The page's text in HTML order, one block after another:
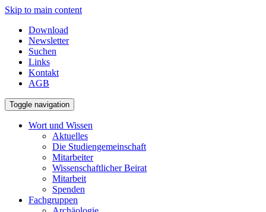
Skip to main content
Download
Newsletter
Suchen
Links
Kontakt
AGB
Toggle navigation
Wort und Wissen
Aktuelles
Die Studiengemeinschaft
Mitarbeiter
Wissenschaftlicher Beirat
Mitarbeit
Spenden
Fachgruppen